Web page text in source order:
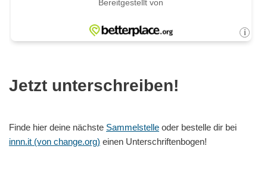
Jetzt unterschreiben!
Finde hier deine nächste Sammelstelle oder bestelle dir bei
innn.it (von change.org) einen Unterschriftenbogen!